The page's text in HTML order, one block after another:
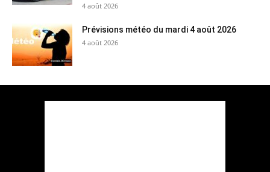
4 août 2026
Prévisions météo du mardi 4 août 2026
4 août 2026